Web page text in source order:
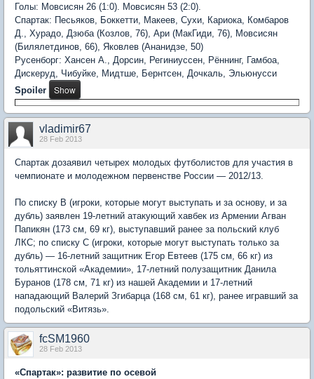
Голы: Мовсисян 26 (1:0). Мовсисян 53 (2:0).
Спартак: Песьяков, Боккетти, Макеев, Сухи, Кариока, Комбаров
Д., Хурадо, Дзюба (Козлов, 76), Ари (МакГиди, 76), Мовсисян
(Билялетдинов, 66), Яковлев (Ананидзе, 50)
Русенборг: Хансен А., Дорсин, Региниуссен, Рённинг, Гамбоа,
Дискеруд, Чибуйке, Мидтше, Бернтсен, Дочкаль, Эльюнусси
Spoiler
vladimir67
28 Feb 2013
Спартак дозаявил четырех молодых футболистов для участия в
чемпионате и молодежном первенстве России — 2012/13.
По списку В (игроки, которые могут выступать и за основу, и за
дубль) заявлен 19-летний атакующий хавбек из Армении Агван
Папикян (173 см, 69 кг), выступавший ранее за польский клуб
ЛКС; по списку С (игроки, которые могут выступать только за
дубль) — 16-летний защитник Егор Евтеев (175 см, 66 кг) из
тольяттинской «Академии», 17-летний полузащитник Данила
Буранов (178 см, 71 кг) из нашей Академии и 17-летний
нападающий Валерий Згибарца (168 см, 61 кг), ранее игравший за
подольский «Витязь».
fcSM1960
28 Feb 2013
«Спартак»: развитие по осевой